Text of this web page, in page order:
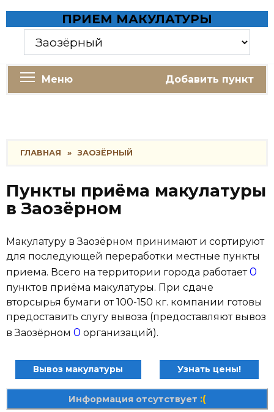
content
ПРИЕМ МАКУЛАТУРЫ
Меню Добавить пункт
ГЛАВНАЯ » ЗАОЗЁРНЫЙ
Пункты приёма макулатуры
в Заозёрном
Макулатуру в Заозёрном принимают и сортируют
для последующей переработки местные пункты
приема. Всего на территории города работает0
пунктов приёма макулатуры. При сдаче
вторсырья бумаги от 100-150 кг. компании готовы
предоставить слугу вывоза (предоставляют вывоз
в Заозёрном 0 организаций).
Вывоз макулатуры Узнать цены!
Информация отсутствует :(